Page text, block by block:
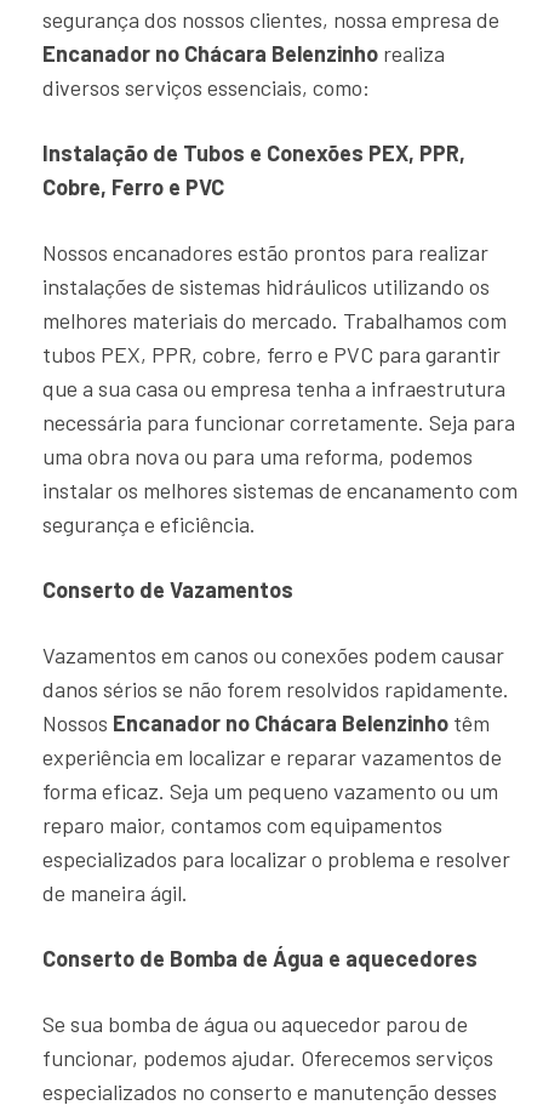
segurança dos nossos clientes, nossa empresa de
Encanador no Chácara Belenzinho realiza
diversos serviços essenciais, como:
Instalação de Tubos e Conexões PEX, PPR,
Cobre, Ferro e PVC
Nossos encanadores estão prontos para realizar
instalações de sistemas hidráulicos utilizando os
melhores materiais do mercado. Trabalhamos com
tubos PEX, PPR, cobre, ferro e PVC para garantir
que a sua casa ou empresa tenha a infraestrutura
necessária para funcionar corretamente. Seja para
uma obra nova ou para uma reforma, podemos
instalar os melhores sistemas de encanamento com
segurança e eficiência.
Conserto de Vazamentos
Vazamentos em canos ou conexões podem causar
danos sérios se não forem resolvidos rapidamente.
Nossos Encanador no Chácara Belenzinho têm
experiência em localizar e reparar vazamentos de
forma eficaz. Seja um pequeno vazamento ou um
reparo maior, contamos com equipamentos
especializados para localizar o problema e resolver
de maneira ágil.
Conserto de Bomba de Água e aquecedores
Se sua bomba de água ou aquecedor parou de
funcionar, podemos ajudar. Oferecemos serviços
especializados no conserto e manutenção desses